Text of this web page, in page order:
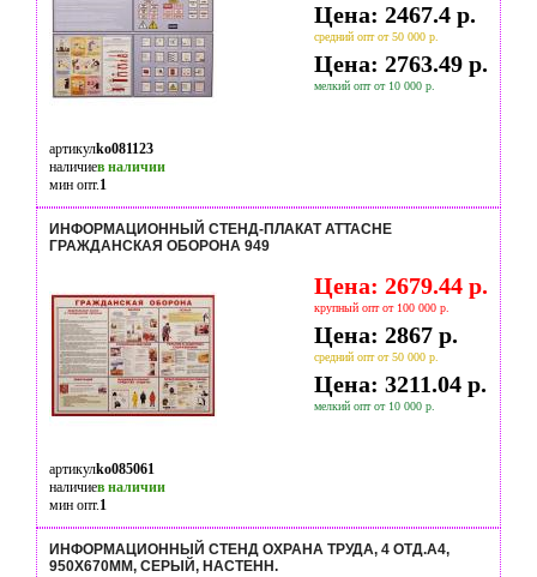
Цена: 2467.4 р.
средний опт от 50 000 р.
Цена: 2763.49 р.
мелкий опт от 10 000 р.
артикулko081123
наличиев наличии
мин опт.1
ИНФОРМАЦИОННЫЙ СТЕНД-ПЛАКАТ ATTACHE
ГРАЖДАНСКАЯ ОБОРОНА 949
Цена: 2679.44 р.
крупный опт от 100 000 р.
Цена: 2867 р.
средний опт от 50 000 р.
Цена: 3211.04 р.
мелкий опт от 10 000 р.
артикулko085061
наличиев наличии
мин опт.1
ИНФОРМАЦИОННЫЙ СТЕНД ОХРАНА ТРУДА, 4 ОТД.А4,
950Х670ММ, СЕРЫЙ, НАСТЕНН.